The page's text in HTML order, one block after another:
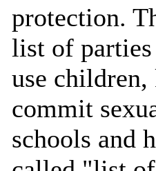
protection.
list of
use
commit
schools and